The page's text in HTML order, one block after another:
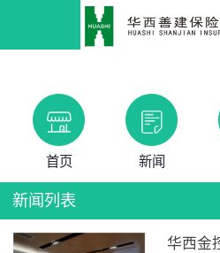
首页 新闻
新闻列表